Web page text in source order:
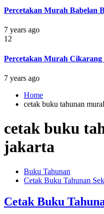
Percetakan Murah Babelan
7 years ago
12
Percetakan Murah Cikarang
7 years ago
Home
cetak buku tahunan
cetak buku
jakarta
Buku Tahunan
Cetak Buku Tahunan
Cetak Buku